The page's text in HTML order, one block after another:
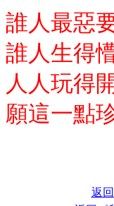
誰人最惡
誰人生得
人人玩得
願這一點
返